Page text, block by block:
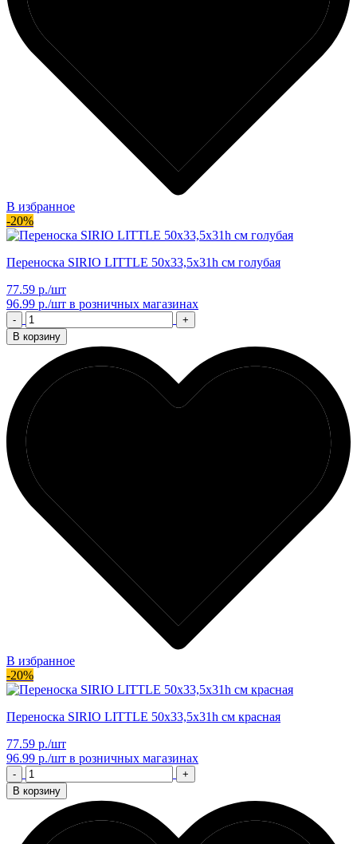
В избранное
-20%
Переноска SIRIO LITTLE 50х33,5х31h см голубая
77.59 р./шт
96.99 р./шт в розничных магазинах
-
+
В корзину
В избранное
-20%
Переноска SIRIO LITTLE 50х33,5х31h см красная
77.59 р./шт
96.99 р./шт в розничных магазинах
-
+
В корзину